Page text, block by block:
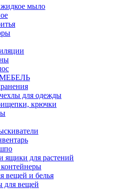
мыло
для одежды
крючки
ящики для растений
вещей и белья
для вещей